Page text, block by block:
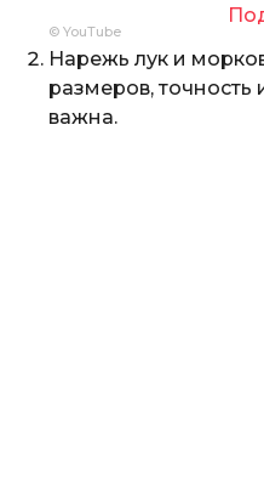
© YouTube
Нарежь лук и
размеров, точность
важна.